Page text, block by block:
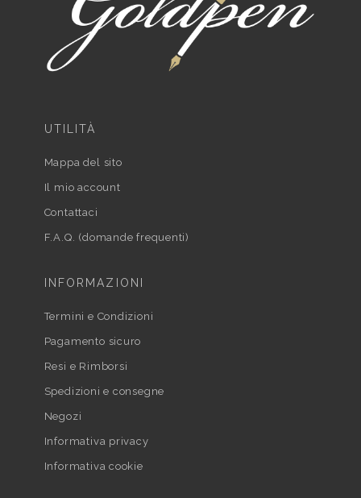
UTILITÀ
Mappa del sito
Il mio account
Contattaci
F.A.Q. (domande frequenti)
INFORMAZIONI
Termini e Condizioni
Pagamento sicuro
Resi e Rimborsi
Spedizioni e consegne
Negozi
Informativa privacy
Informativa cookie